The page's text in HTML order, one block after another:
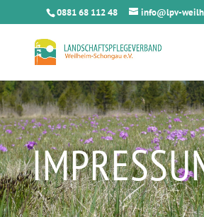
0881 68 112 48 info@lpv-